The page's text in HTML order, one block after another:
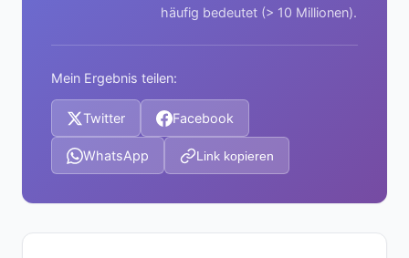
häufig bedeutet (> 10 Millionen).
Mein Ergebnis teilen:
Twitter Facebook
WhatsApp Link kopieren